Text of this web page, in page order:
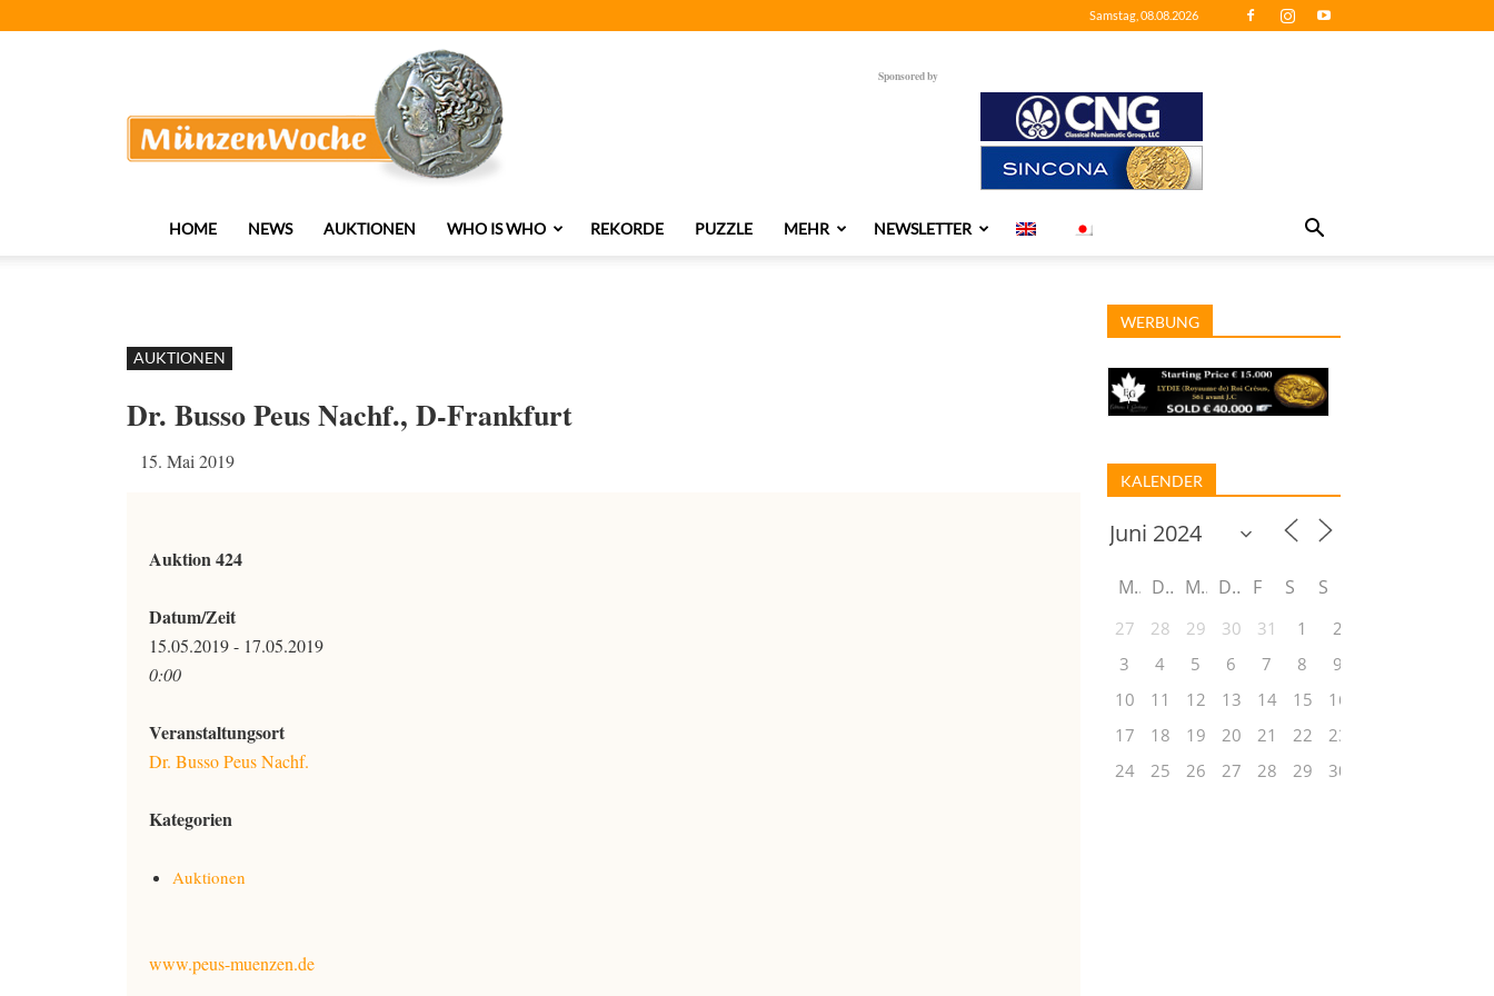
Samstag, 08.08.2026
Sponsored by
HOME NEWS AUKTIONEN WHO IS WHO REKORDE PUZZLE MEHR NEWSLETTER
AUKTIONEN
Dr. Busso Peus Nachf., D-Frankfurt
15. Mai 2019
Auktion 424
Datum/Zeit
15.05.2019 - 17.05.2019
0:00
Veranstaltungsort
Dr. Busso Peus Nachf.
Kategorien
Auktionen
www.peus-muenzen.de
WERBUNG
KALENDER
M D M D F S S
27 28 29 30 31 1
2
3
4 5 6 7 8
9
10
11 12 13 14 15
16
17
18 19 20 21 22
23
24
25 26 27 28 29 30